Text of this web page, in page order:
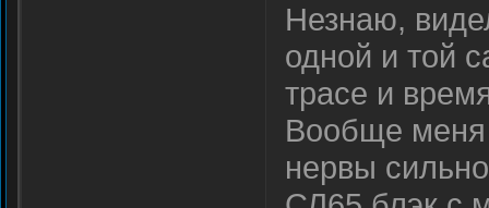
Незнаю,
одной и той
трасе и
Вообще меня
нервы